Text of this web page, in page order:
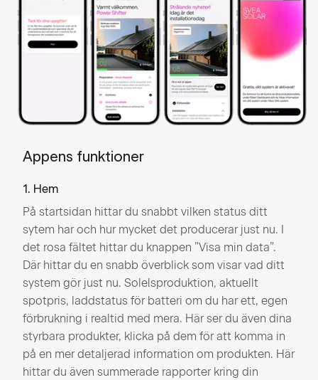
Appens funktioner
1. Hem
På startsidan hittar du snabbt vilken status ditt
sytem har och hur mycket det producerar just nu. I
det rosa fältet hittar du knappen ”Visa min data”.
Där hittar du en snabb överblick som visar vad ditt
system gör just nu. Solelsproduktion, aktuellt
spotpris, laddstatus för batteri om du har ett, egen
förbrukning i realtid med mera.​ Här ser du även dina
styrbara produkter, klicka på dem för att komma in
på en mer detaljerad information om produkten. Här
hittar du även summerade rapporter kring din